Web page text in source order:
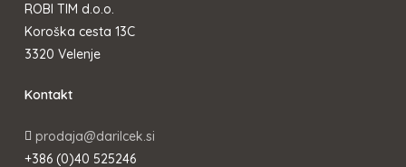
ROBI TIM d.o.o.
Koroška cesta 13C
3320 Velenje
Kontakt
prodaja@darilcek.si
+386 (0)40 525246